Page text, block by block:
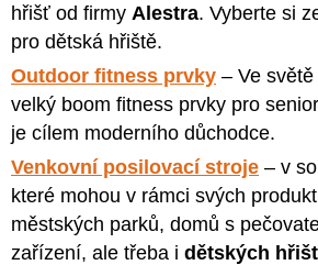
hřišť od firmy Alestra. Vyberte si
pro dětská hřiště.
Outdoor fitness prvky – Ve
velký boom fitness prvky pro
je cílem moderního důchodce.
Venkovní posilovací stroje – v
které mohou v rámci svých
městských parků, domů s
zařízení, ale třeba i dětských